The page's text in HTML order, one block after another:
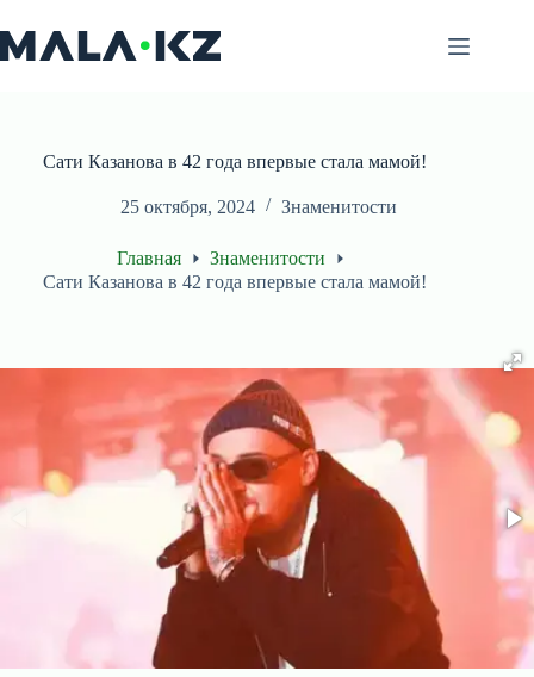
к
сути
Сати Казанова в 42 года впервые стала мамой!
25 октября, 2024 Знаменитости
Главная
Знаменитости
Сати Казанова в 42 года впервые стала мамой!